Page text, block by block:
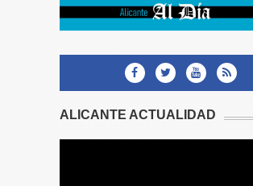
ALICANTE ACTUALIDAD